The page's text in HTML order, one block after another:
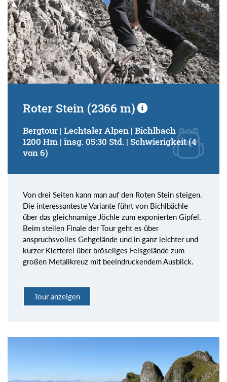
Roter Stein (2366 m)
Bergtour | Lechtaler Alpen | Bichlbach
1200 Hm | insg. 05:30 Std. | Schwierigkeit (4
von 6)
Von drei Seiten kann man auf den Roten Stein steigen.
Die interessanteste Variante führt von Bichlbächle
über das gleichnamige Jöchle zum exponierten Gipfel.
Beim steilen Finale der Tour geht es über
anspruchsvolles Gehgelände und in ganz leichter und
kurzer Kletterei über bröseliges Felsgelände zum
großen Metallkreuz mit beeindruckendem Ausblick.
Tour anzeigen